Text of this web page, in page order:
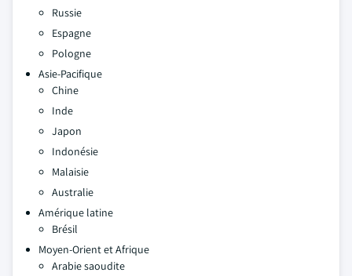
Russie
Espagne
Pologne
Asie-Pacifique
Chine
Inde
Japon
Indonésie
Malaisie
Australie
Amérique latine
Brésil
Moyen-Orient et Afrique
Arabie saoudite